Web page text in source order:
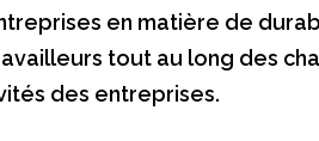
en matière de
tout au long des
des entreprises.